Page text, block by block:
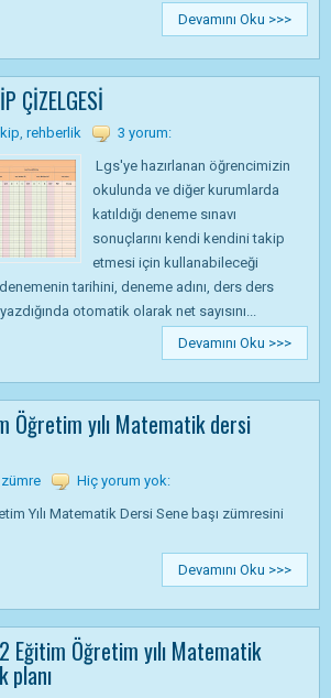
Devamını Oku >>>
ÇİZELGESİ
, rehberlik
3 yorum:
Lgs'ye hazırlanan öğrencimizin
okulunda ve diğer kurumlarda
katıldığı deneme sınavı
sonuçlarını kendi kendini takip
etmesi için kullanabileceği
tarihini, deneme adını, ders ders
otomatik olarak net sayısını...
Devamını Oku >>>
Öğretim yılı Matematik dersi
zümre
Hiç yorum yok:
Yılı Matematik Dersi Sene başı zümresini
Devamını Oku >>>
Eğitim Öğretim yılı Matematik
planı